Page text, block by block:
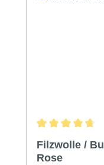
Filzwolle /
Rose